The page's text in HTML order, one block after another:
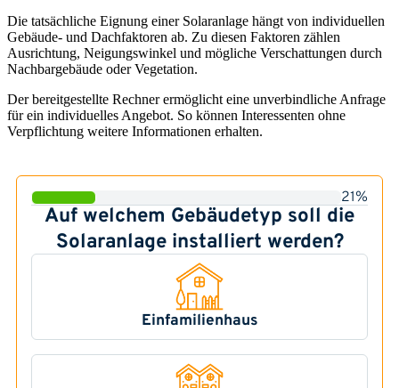
Die tatsächliche Eignung einer Solaranlage hängt von individuellen
Gebäude- und Dachfaktoren ab. Zu diesen Faktoren zählen
Ausrichtung, Neigungswinkel und mögliche Verschattungen durch
Nachbargebäude oder Vegetation.
Der bereitgestellte Rechner ermöglicht eine unverbindliche Anfrage
für ein individuelles Angebot. So können Interessenten ohne
Verpflichtung weitere Informationen erhalten.